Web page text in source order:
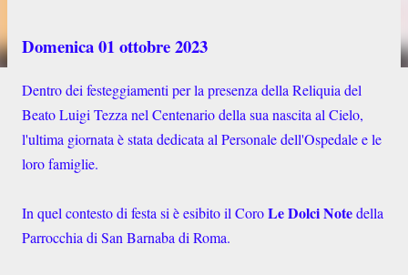
Domenica 01 ottobre 2023
Dentro dei festeggiamenti per la presenza della Reliquia del
Beato Luigi Tezza nel Centenario della sua nascita al Cielo,
l'ultima giornata è stata dedicata al Personale dell'Ospedale e le
loro famiglie.
In quel contesto di festa si è esibito il CoroLe Dolci Notedella
Parrocchia di San Barnaba di Roma.